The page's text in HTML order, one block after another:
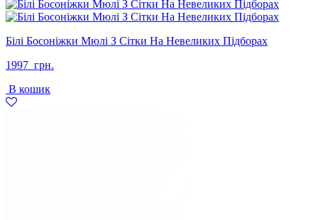
Білі Босоніжки Мюлі З Сітки На Невеликих Підборах
1997 грн.
В кошик